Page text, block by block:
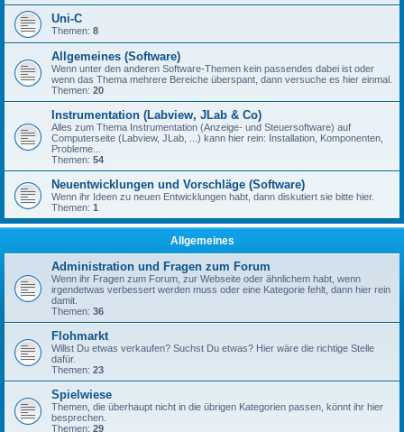
Uni-C
Themen: 8
Allgemeines (Software)
Wenn unter den anderen Software-Themen kein passendes dabei ist oder
wenn das Thema mehrere Bereiche überspant, dann versuche es hier einmal.
Themen: 20
Instrumentation (Labview, JLab & Co)
Alles zum Thema Instrumentation (Anzeige- und Steuersoftware) auf
Computerseite (Labview, JLab, ...) kann hier rein: Installation, Komponenten,
Probleme...
Themen: 54
Neuentwicklungen und Vorschläge (Software)
Wenn ihr Ideen zu neuen Entwicklungen habt, dann diskutiert sie bitte hier.
Themen: 1
Allgemeines
Administration und Fragen zum Forum
Wenn ihr Fragen zum Forum, zur Webseite oder ähnlichem habt, wenn
irgendetwas verbessert werden muss oder eine Kategorie fehlt, dann hier rein
damit.
Themen: 36
Flohmarkt
Willst Du etwas verkaufen? Suchst Du etwas? Hier wäre die richtige Stelle
dafür.
Themen: 23
Spielwiese
Themen, die überhaupt nicht in die übrigen Kategorien passen, könnt ihr hier
besprechen.
Themen: 29